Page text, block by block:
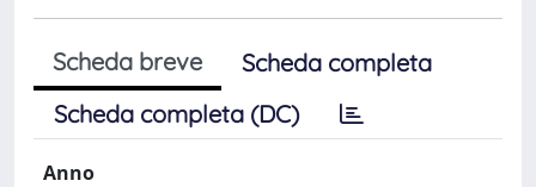
Scheda breve
Scheda completa
Scheda completa (DC)
Anno